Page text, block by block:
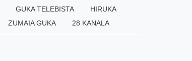
GUKA TELEBISTA
HIRUKA
ZUMAIA GUKA 28 KANALA